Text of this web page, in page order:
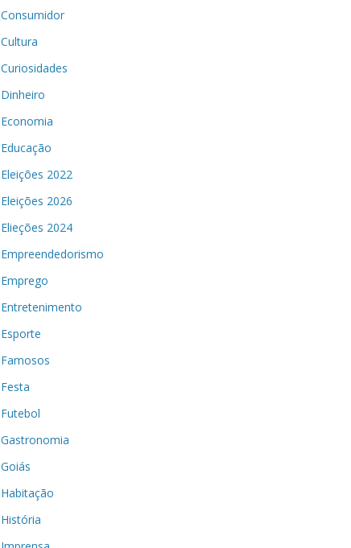
Consumidor
Cultura
Curiosidades
Dinheiro
Economia
Educação
Eleições 2022
Eleições 2026
Elieções 2024
Empreendedorismo
Emprego
Entretenimento
Esporte
Famosos
Festa
Futebol
Gastronomia
Goiás
Habitação
História